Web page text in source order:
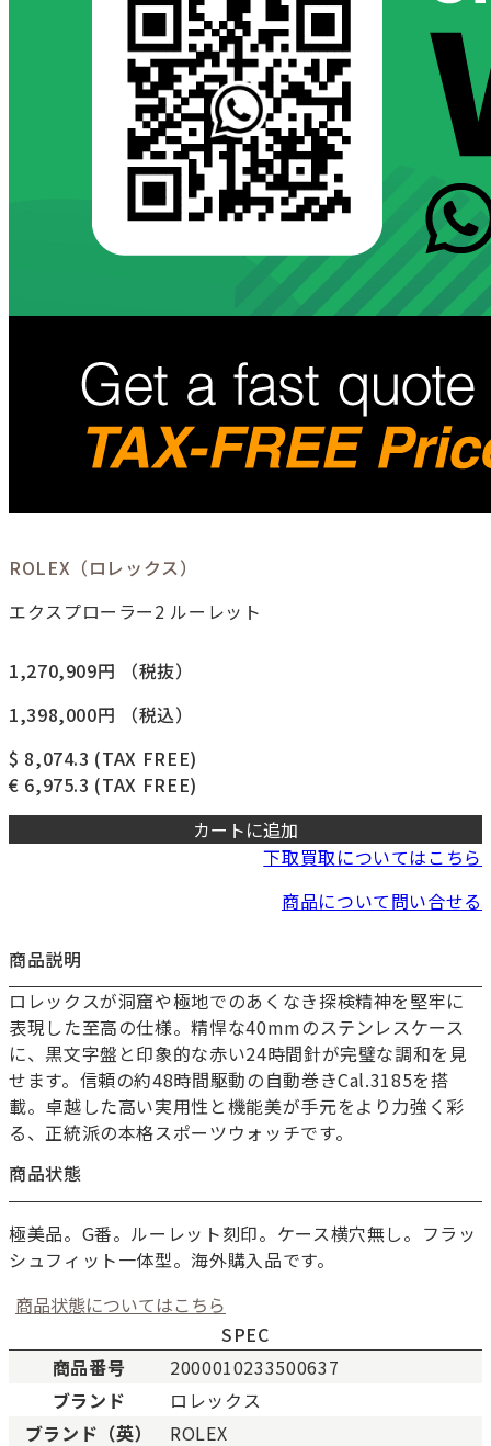
ROLEX（ロレックス）
エクスプローラー2 ルーレット
1,270,909円
（税抜）
1,398,000円
（税込）
$ 8,074.3 (TAX FREE)
€ 6,975.3 (TAX FREE)
カートに追加
下取買取についてはこちら
商品について問い合せる
商品説明
ロレックスが洞窟や極地でのあくなき探検精神を堅牢に
表現した至高の仕様。精悍な40mmのステンレスケース
に、黒文字盤と印象的な赤い24時間針が完璧な調和を見
せます。信頼の約48時間駆動の自動巻きCal.3185を搭
載。卓越した高い実用性と機能美が手元をより力強く彩
る、正統派の本格スポーツウォッチです。
商品状態
極美品。G番。ルーレット刻印。ケース横穴無し。フラッ
シュフィット一体型。海外購入品です。
商品状態についてはこちら
SPEC
商品番号
2000010233500637
ブランド
ロレックス
ブランド（英）
ROLEX